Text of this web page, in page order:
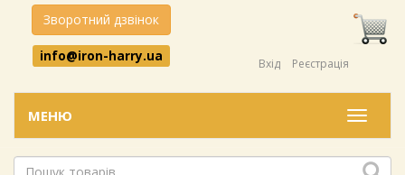
Зворотний дзвінок
info@iron-harry.ua
Вхід Реєстрація
Меню
МЕНЮ